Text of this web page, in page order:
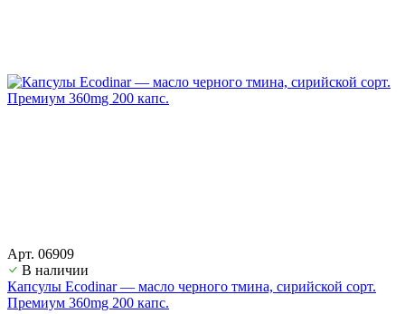
Арт. 06909
В наличии
Капсулы Ecodinar — масло черного тмина, сирийской сорт.
Премиум 360mg 200 капс.